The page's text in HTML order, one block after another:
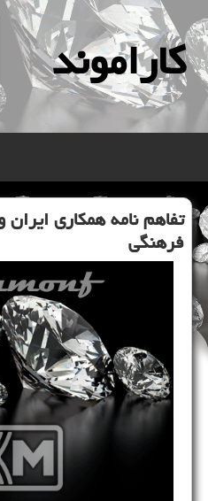
كاراموند
تفاهم نامه همكاری
فرهنگی